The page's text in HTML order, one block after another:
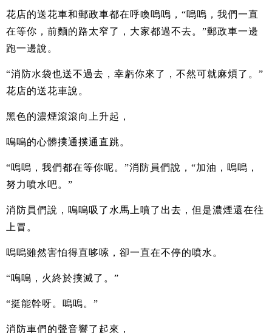
花店的送花車和郵政車都在呼喚嗚嗚，“嗚嗚，我們一直
在等你，前麵的路太窄了，大家都過不去。”郵政車一邊
跑一邊說。
“消防水袋也送不過去，幸虧你來了，不然可就麻煩了。”
花店的送花車說。
黑色的濃煙滾滾向上升起，
嗚嗚的心髒撲通撲通直跳。
“嗚嗚，我們都在等你呢。”消防員們說，“加油，嗚嗚，
努力噴水吧。”
消防員們說，嗚嗚吸了水馬上噴了出去，但是濃煙還在往
上冒。
嗚嗚雖然害怕得直哆嗦，卻一直在不停的噴水。
“嗚嗚，火終於撲滅了。”
“挺能幹呀。嗚嗚。”
消防車們的聲音響了起來，